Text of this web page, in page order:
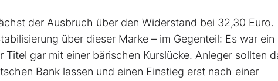
der Ausbruch über den Widerstand bei 32,30 Euro.
über dieser Marke – im Gegenteil: Es war ein
Titel gar mit einer bärischen Kurslücke. Anleger sollten
Bank lassen und einen Einstieg erst nach einer